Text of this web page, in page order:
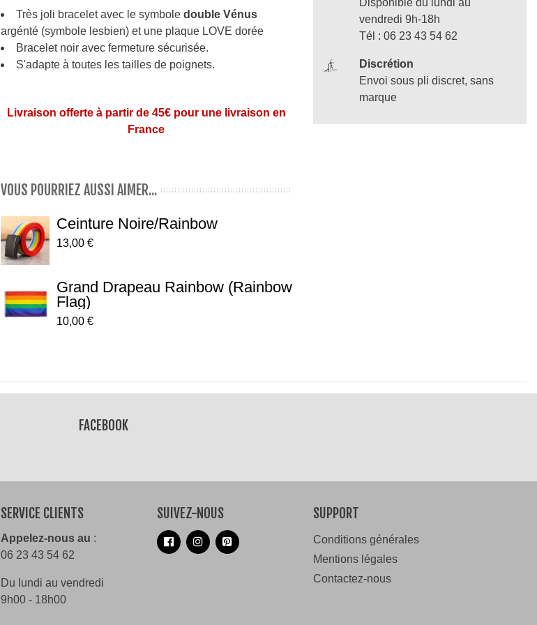
Très joli bracelet avec le symbole double Vénus
argénté (symbole lesbien) et une plaque LOVE dorée
Bracelet noir avec fermeture sécurisée.
S'adapte à toutes les tailles de poignets.
Livraison offerte à partir de 45€ pour une livraison en
France
VOUS POURRIEZ AUSSI AIMER...
Ceinture Noire/rainbow
13,00 €
Grand Drapeau Rainbow (Rainbow
Flag)
10,00 €
Disponible du lundi au
vendredi 9h-18h
Tél : 06 23 43 54 62
Discrétion
Envoi sous pli discret, sans
marque
FACEBOOK
SERVICE CLIENTS
Appelez-nous au :
06 23 43 54 62
Du lundi au vendredi
9h00 - 18h00
SUIVEZ-NOUS SUPPORT
Conditions générales
Mentions légales
Contactez-nous